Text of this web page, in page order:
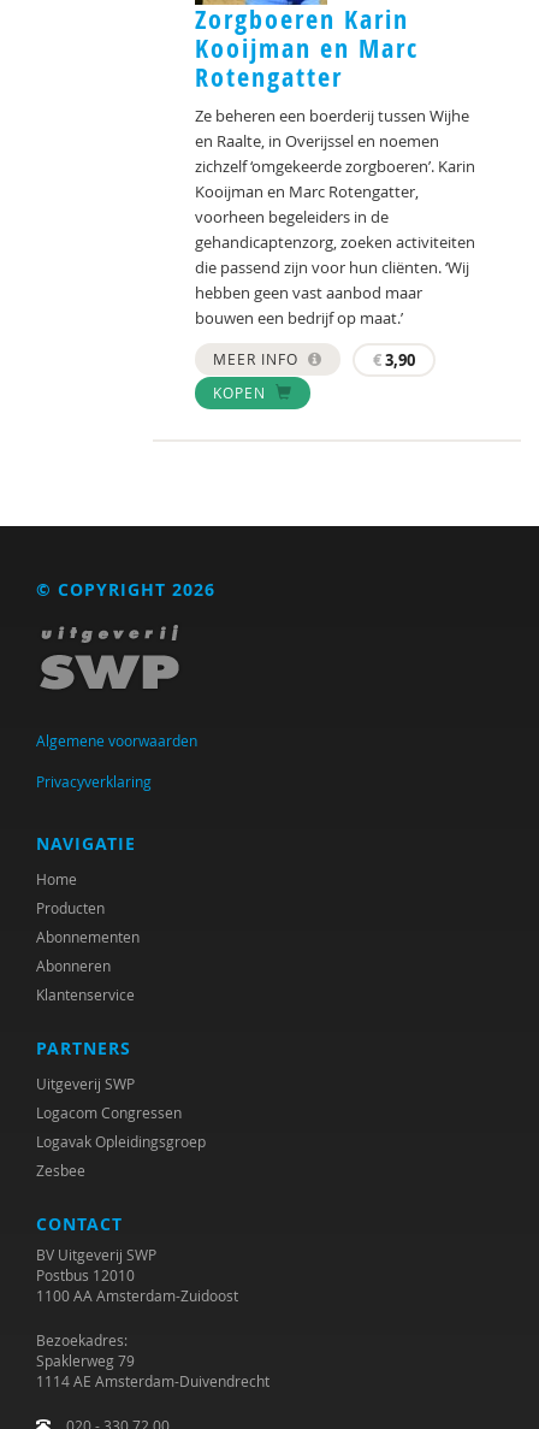
Zorgboeren Karin
Kooijman en Marc
Rotengatter
Ze beheren een boerderij tussen Wijhe
en Raalte, in Overijssel en noemen
zichzelf ‘omgekeerde zorgboeren’. Karin
Kooijman en Marc Rotengatter,
voorheen begeleiders in de
gehandicaptenzorg, zoeken activiteiten
die passend zijn voor hun cliënten. ‘Wij
hebben geen vast aanbod maar
bouwen een bedrijf op maat.’
MEER INFO €3,90
KOPEN
© COPYRIGHT 2026
Algemene voorwaarden
Privacyverklaring
NAVIGATIE
Home
Producten
Abonnementen
Abonneren
Klantenservice
PARTNERS
Uitgeverij SWP
Logacom Congressen
Logavak Opleidingsgroep
Zesbee
CONTACT
BV Uitgeverij SWP
Postbus 12010
1100 AA Amsterdam-Zuidoost
Bezoekadres:
Spaklerweg 79
1114 AE Amsterdam-Duivendrecht